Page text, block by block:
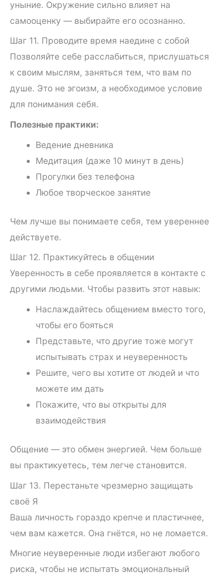
уныние. Окружение сильно влияет на
самооценку — выбирайте его осознанно.
Шаг 11. Проводите время наедине с собой
Позволяйте себе расслабиться, прислушаться
к своим мыслям, заняться тем, что вам по
душе. Это не эгоизм, а необходимое условие
для понимания себя.
Полезные практики:
Ведение дневника
Медитация (даже 10 минут в день)
Прогулки без телефона
Любое творческое занятие
Чем лучше вы понимаете себя, тем увереннее
действуете.
Шаг 12. Практикуйтесь в общении
Уверенность в себе проявляется в контакте с
другими людьми. Чтобы развить этот навык:
Наслаждайтесь общением вместо того,
чтобы его бояться
Представьте, что другие тоже могут
испытывать страх и неуверенность
Решите, чего вы хотите от людей и что
можете им дать
Покажите, что вы открыты для
взаимодействия
Общение — это обмен энергией. Чем больше
вы практикуетесь, тем легче становится.
Шаг 13. Перестаньте чрезмерно защищать
своё Я
Ваша личность гораздо крепче и пластичнее,
чем вам кажется. Она гнётся, но не ломается.
Многие неуверенные люди избегают любого
риска, чтобы не испытать эмоциональный